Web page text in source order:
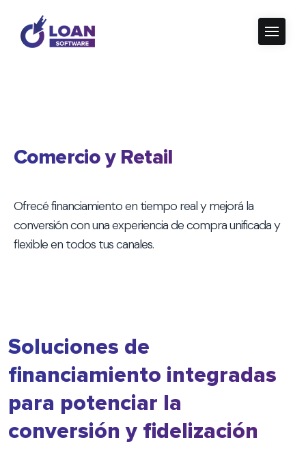
Comercio y Retail
Ofrecé financiamiento en tiempo real y mejorá la
conversión con una experiencia de compra unificada y
flexible en todos tus canales.
Soluciones de
financiamiento integradas
para potenciar la
conversión y fidelización